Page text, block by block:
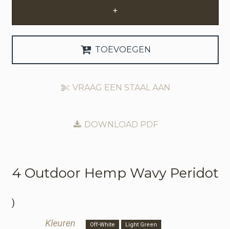
+
TOEVOEGEN
VRAAG EEN STAAL AAN
DOWNLOAD PDF
4 Outdoor Hemp Wavy Peridot
)
Kleuren
Off-White Light Green
Zakelijke Account Aanvragen